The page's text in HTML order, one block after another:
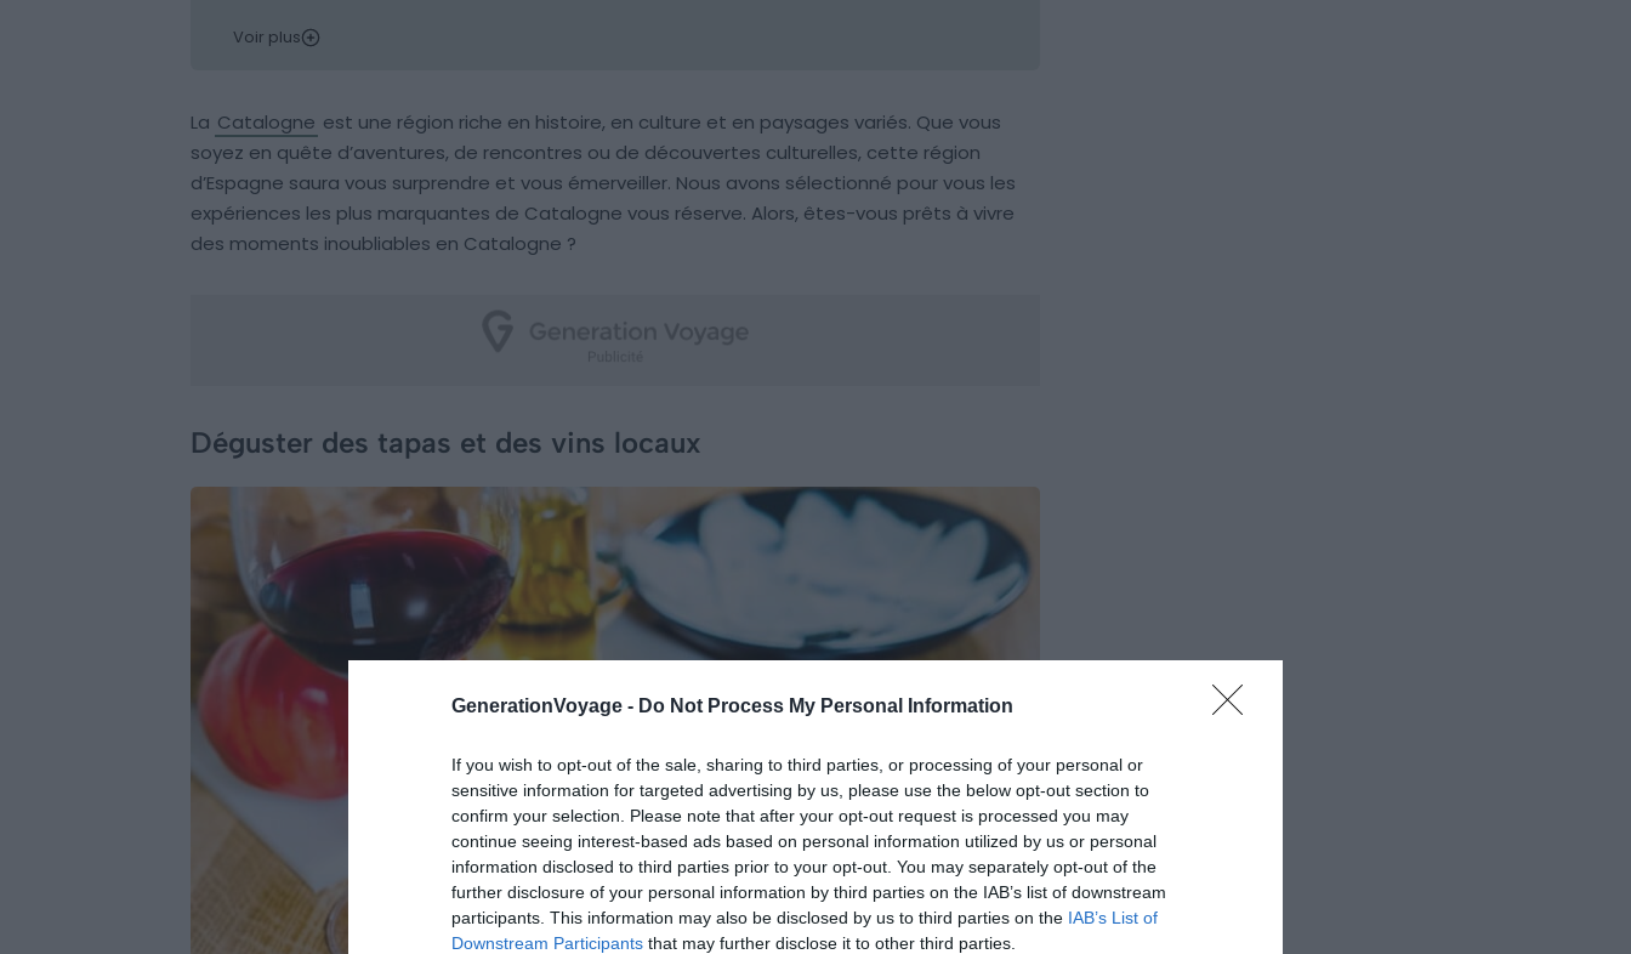
GenerationVoyage - Do Not Process My Personal Information
If you wish to opt-out of the sale, sharing to third parties, or processing of your personal or
sensitive information for targeted advertising by us, please use the below opt-out section to
confirm your selection. Please note that after your opt-out request is processed you may
continue seeing interest-based ads based on personal information utilized by us or personal
information disclosed to third parties prior to your opt-out. You may separately opt-out of the
further disclosure of your personal information by third parties on the IAB’s list of downstream
participants. This information may also be disclosed by us to third parties on the IAB’s List of
Downstream Participants that may further disclose it to other third parties.
Voir plus
La Catalogne est une région riche en histoire, en culture et en paysages variés. Que vous
soyez en quête d’aventures, de rencontres ou de découvertes culturelles, cette région
d’Espagne saura vous surprendre et vous émerveiller. Nous avons sélectionné pour vous les
expériences les plus marquantes de Catalogne vous réserve. Alors, êtes-vous prêts à vivre
des moments inoubliables en Catalogne ?
Déguster des tapas et des vins locaux